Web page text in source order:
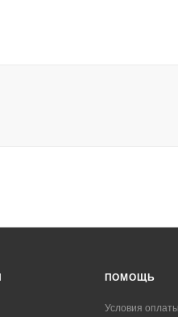
ПОМОЩЬ
Условия оплаты